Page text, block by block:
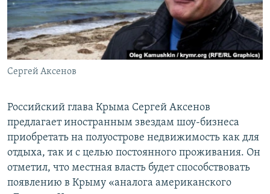
ПОБЕДИТЕЛЕЙ НЕ СУДЯТ?
КРЫМ.НЕПОКОРЕННЫЙ
ELIFBE
УКРАИНСКАЯ ПРОБЛЕМА КРЫМА
ПРИСОЕДИНЯЙТЕСЬ!
Сергей Аксенов
Российский глава Крыма Сергей Аксенов
предлагает иностранным звездам шоу-бизнеса
приобретать на полуострове недвижимость как для
отдыха, так и с целью постоянного проживания. Он
отметил, что местная власть будет способствовать
появлению в Крыму «аналога американского